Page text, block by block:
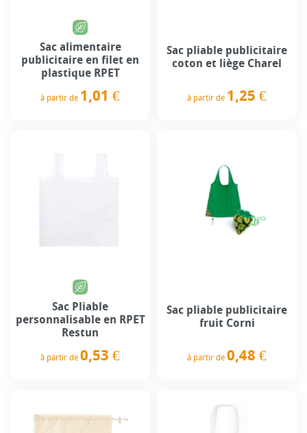
Sac alimentaire
publicitaire en filet en
plastique RPET
à partir de 1,01 €
Sac pliable publicitaire
coton et liège Charel
à partir de 1,25 €
Sac Pliable
personnalisable en RPET
Restun
à partir de 0,53 €
Sac pliable publicitaire
fruit Corni
à partir de 0,48 €